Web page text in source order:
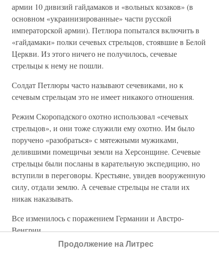
армии 10 дивизий гайдамаков и «вольных козаков» (в
основном «украинизированные» части русской
императорской армии). Петлюра попытался включить в
«гайдамаки» полки сечевых стрельцов, стоявшие в Белой
Церкви. Из этого ничего не получилось, сечевые
стрельцы к нему не пошли.
Солдат Петлюры часто называют сечевиками, но к
сечевым стрельцам это не имеет никакого отношения.
Режим Скоропадского охотно использовал «сечевых
стрельцов», и они тоже служили ему охотно. Им было
поручено «разобраться» с мятежными мужиками,
делившими помещичьи земли на Херсонщине. Сечевые
стрельцы были посланы в карательную экспедицию, но
вступили в переговоры. Крестьяне, увидев вооруженную
силу, отдали землю. А сечевые стрельцы не стали их
никак наказывать.
Все изменилось с поражением Германии и Австро-
Венгрии.
Западноукраинская республика
Продолжение на Литрес